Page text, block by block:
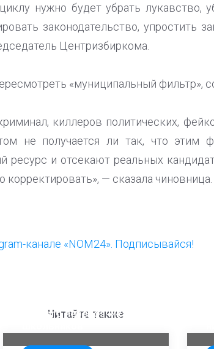
нужно будет убрать лукавство,
законодательство, упростить
Центризбиркома.
«муниципальный фильтр»,
киллеров политических,
не получается ли так, что этим
ресурс и отсекают реальных
корректировать», — сказала чиновница.
канале «NOM24». Подписывайся!
Читайте также
единого перевозчика для